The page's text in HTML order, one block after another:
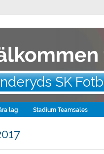
SK
lag Stadium Teamsales